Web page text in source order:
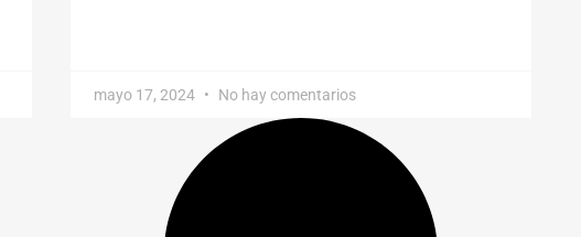
mayo 17, 2024 No hay comentarios